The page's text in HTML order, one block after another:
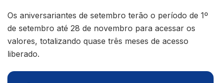
Os aniversariantes de setembro terão o período de 1º
de setembro até 28 de novembro para acessar os
valores, totalizando quase três meses de acesso
liberado.